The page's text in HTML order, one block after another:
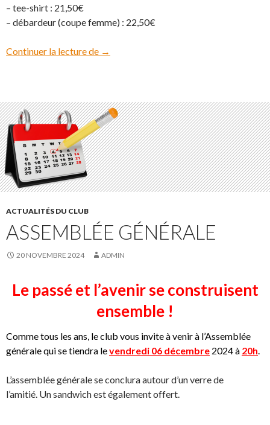
– tee-shirt : 21,50€
– débardeur (coupe femme) : 22,50€
Continuer la lecture de Vente de vêtements
→
ACTUALITÉS DU CLUB
ASSEMBLÉE GÉNÉRALE
20 NOVEMBRE 2024 ADMIN
Le passé et l’avenir se construisent
ensemble !
Comme tous les ans, le club vous invite à venir à l’Assemblée
générale qui se tiendra levendredi 06 décembre 2024 à 20h
L’assemblée générale se conclura autour d’un verre de
l’amitié. Un sandwich est également offert.